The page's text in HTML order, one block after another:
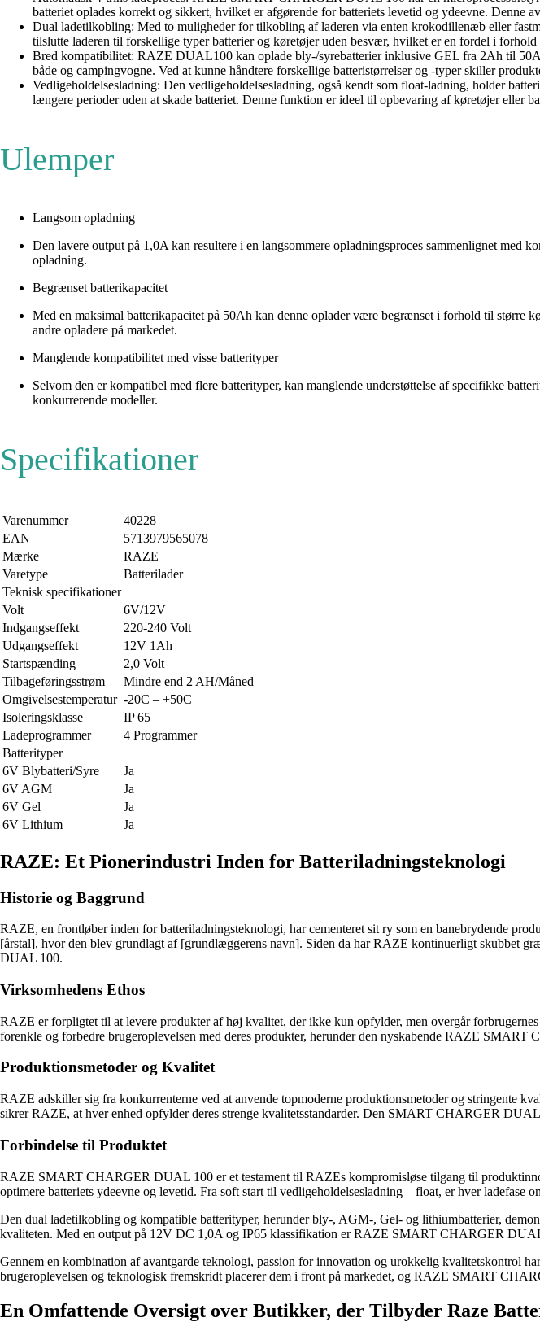
batteriet oplades korrekt og sikkert, hvilket er afgørende for batteriets levetid og ydeevne. Denne
Dual ladetilkobling: Med to muligheder for tilkobling af laderen via enten krokodillenæb eller
tilslutte laderen til forskellige typer batterier og køretøjer uden besvær, hvilket er en fordel i
Bred kompatibilitet: RAZE DUAL100 kan oplade bly-/syrebatterier inklusive GEL fra 2Ah til
både og campingvogne. Ved at kunne håndtere forskellige batteristørrelser og -typer skiller
Vedligeholdelsesladning: Den vedligeholdelsesladning, også kendt som float-ladning, holder
længere perioder uden at skade batteriet. Denne funktion er ideel til opbevaring af køretøjer
Ulemper
Langsom opladning
Den lavere output på 1,0A kan resultere i en langsommere opladningsproces sammenlignet
opladning.
Begrænset batterikapacitet
Med en maksimal batterikapacitet på 50Ah kan denne oplader være begrænset i forhold til større
andre opladere på markedet.
Manglende kompatibilitet med visse batterityper
Selvom den er kompatibel med flere batterityper, kan manglende understøttelse af specifikke
konkurrerende modeller.
Specifikationer
Varenummer
40228
EAN
5713979565078
Mærke
RAZE
Varetype
Batterilader
Teknisk specifikationer
Volt
6V/12V
Indgangseffekt
220-240 Volt
Udgangseffekt
12V 1Ah
Startspænding
2,0 Volt
Tilbageføringsstrøm
Mindre end 2 AH/Måned
Omgivelsestemperatur -20C – +50C
Isoleringsklasse
IP 65
Ladeprogrammer
4 Programmer
Batterityper
6V Blybatteri/Syre
Ja
6V AGM
Ja
6V Gel
Ja
6V Lithium
Ja
RAZE: Et Pionerindustri Inden for Batteriladningsteknologi
Historie og Baggrund
RAZE, en frontløber inden for batteriladningsteknologi, har cementeret sit ry som en banebrydende
[årstal], hvor den blev grundlagt af [grundlæggerens navn]. Siden da har RAZE kontinuerligt
DUAL 100.
Virksomhedens Ethos
RAZE er forpligtet til at levere produkter af høj kvalitet, der ikke kun opfylder, men overgår
forenkle og forbedre brugeroplevelsen med deres produkter, herunder den nyskabende RAZE
Produktionsmetoder og Kvalitet
RAZE adskiller sig fra konkurrenterne ved at anvende topmoderne produktionsmetoder og stringente
sikrer RAZE, at hver enhed opfylder deres strenge kvalitetsstandarder. Den SMART CHARGER
Forbindelse til Produktet
RAZE SMART CHARGER DUAL 100 er et testament til RAZEs kompromisløse tilgang til
optimere batteriets ydeevne og levetid. Fra soft start til vedligeholdelsesladning – float, er hver ladefase
Den dual ladetilkobling og kompatible batterityper, herunder bly-, AGM-, Gel- og lithiumbatterier,
kvaliteten. Med en output på 12V DC 1,0A og IP65 klassifikation er RAZE SMART CHARGER
Gennem en kombination af avantgarde teknologi, passion for innovation og urokkelig kvalitetskontrol
brugeroplevelsen og teknologisk fremskridt placerer dem i front på markedet, og RAZE SMART
En Omfattende Oversigt over Butikker, der Tilbyder Raze